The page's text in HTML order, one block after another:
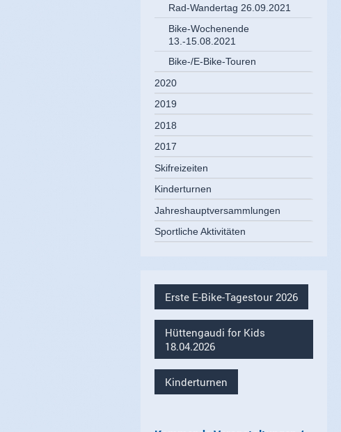
Rad-Wandertag 26.09.2021
Bike-Wochenende
13.-15.08.2021
Bike-/E-Bike-Touren
2020
2019
2018
2017
Skifreizeiten
Kinderturnen
Jahreshauptversammlungen
Sportliche Aktivitäten
Erste E-Bike-Tagestour 2026
Hüttengaudi for Kids
18.04.2026
Kinderturnen